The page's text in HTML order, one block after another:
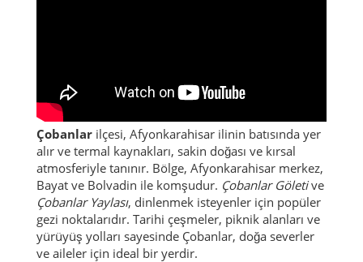
Çobanlar ilçesi, Afyonkarahisar ilinin batısında yer
alır ve termal kaynakları, sakin doğası ve kırsal
atmosferiyle tanınır. Bölge, Afyonkarahisar merkez,
Bayat ve Bolvadin ile komşudur. Çobanlar Göletive
Çobanlar Yaylası, dinlenmek isteyenler için popüler
gezi noktalarıdır. Tarihi çeşmeler, piknik alanları ve
yürüyüş yolları sayesinde Çobanlar, doğa severler
ve aileler için ideal bir yerdir.